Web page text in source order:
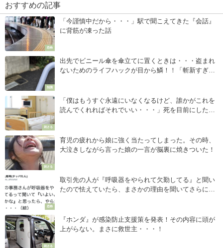
おすすめの記事
恐怖
「今謹慎中だから・・・」駅で聞こえてきた『会話』
に背筋が凍った話
知識
出先でビニール傘を傘立てに置くときは・・・盗まれ
ないためのライフハックが目から鱗！！「斬新すぎる
刺さる
「僕はもうすぐ永遠にいなくなるけど、誰かがこれを
読んでくれればそれでいい・・・」死を目前にした24
刺さる
育児の疲れから娘に強く当たってしまった。その時、
大泣きしながら言った娘の一言が脳裏に焼きついた！
恐怖
取引先の人が『呼吸器をやられて欠勤してる』と聞い
たので怯えていたら、まさかの理由を聞いてさらに震
刺さる
『ホンダ』が感染防止支援策を発表！その内容に頭が
上がらない。まさに救世主・・・！